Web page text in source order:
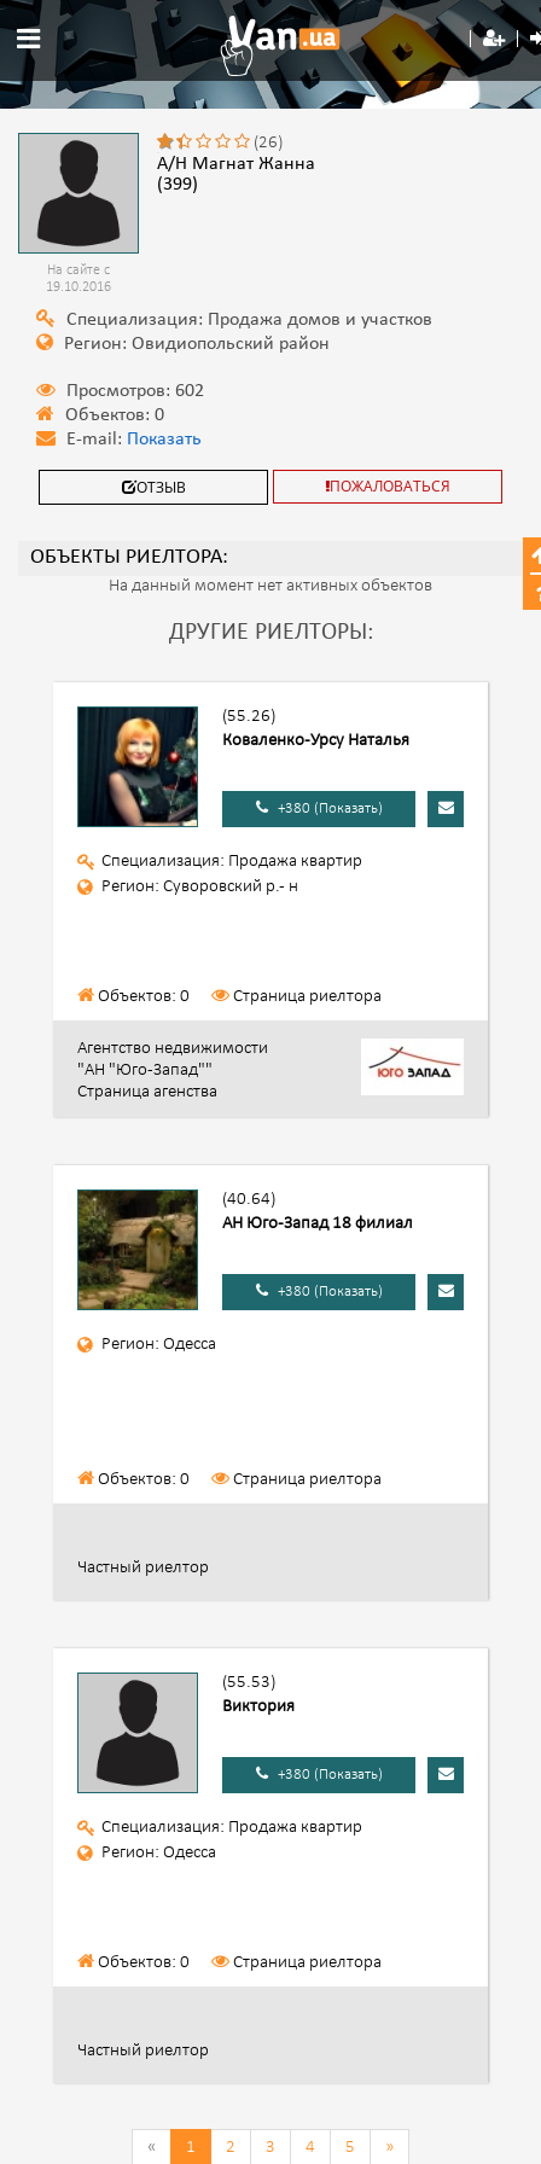
На сайте с
19.10.2016
(26)
А/Н Магнат Жанна
(399)
Специализация: Продажа домов и участков
Регион: Овидиопольский район
Просмотров: 602
Объектов: 0
E-mail: Показать
ОТЗЫВ ПОЖАЛОВАТЬСЯ
ОБЪЕКТЫ РИЕЛТОРА:
На данный момент нет активных объектов
ДРУГИЕ РИЕЛТОРЫ:
(55.26)
Коваленко-Урсу Наталья
+380 (Показать)
Специализация: Продажа квартир
Регион: Суворовский р.- н
Объектов: 0 Страница риелтора
Агентство недвижимости
"АН "Юго-Запад""
Страница агенства
(40.64)
АН Юго-Запад 18 филиал
+380 (Показать)
Регион: Одесса
Объектов: 0 Страница риелтора
Частный риелтор
(55.53)
Виктория
+380 (Показать)
Специализация: Продажа квартир
Регион: Одесса
Объектов: 0 Страница риелтора
Частный риелтор
« 1 2 3 4 5 »